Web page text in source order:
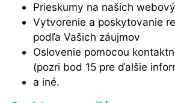
Prieskumy na našich
Vytvorenie a poskytovanie
podľa Vašich záujmov
Oslovenie pomocou
(pozri bod 15 pre ďalšie
a iné.